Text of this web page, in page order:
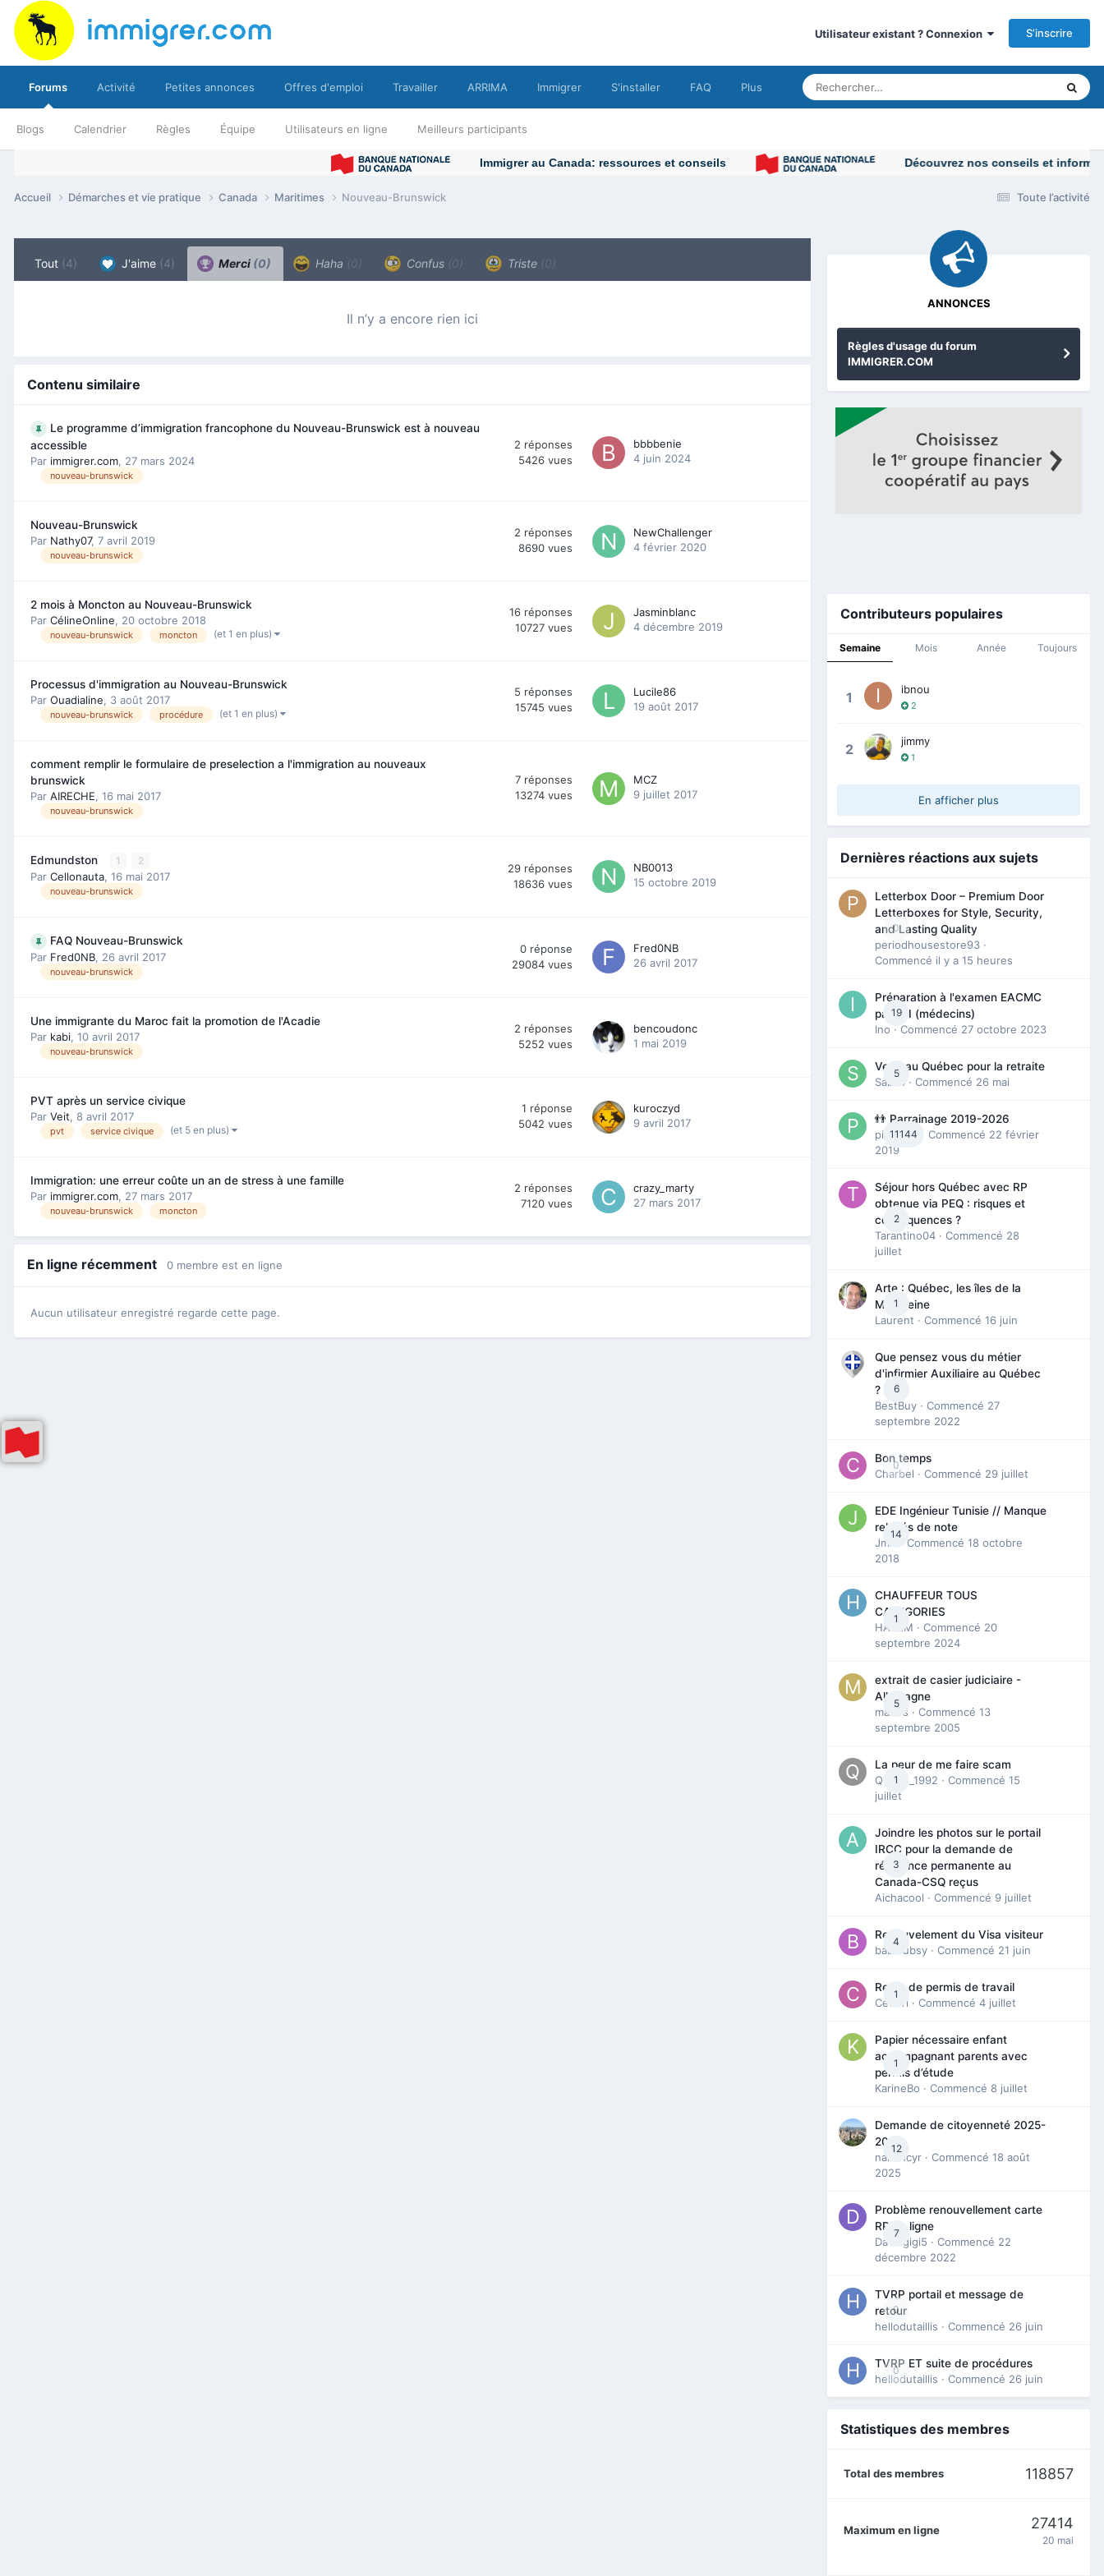
Utilisateur existant ? Connexion S’inscrire
Forums
Blogs Calendrier Règles Équipe Utilisateurs en ligne Meilleurs participants
Activité Petites annonces Offres d'emploi Travailler ARRIMA Immigrer S'installer FAQ Plus
Immigrer au Canada: ressources et conseils Découvrez nos conseils et
Toute l’activité
Accueil Démarches et vie pratique Canada Maritimes Nouveau-Brunswick
Tout (4) J'aime (4) Merci (0) Haha (0) Confus (0) Triste (0)
Il n’y a encore rien ici
Contenu similaire
Le programme d’immigration francophone du Nouveau-Brunswick est à nouveau
accessible
Par immigrer.com, 27 mars 2024
nouveau-brunswick
2 réponses
5426 vues
bbbbenie
4 juin 2024
Nouveau-Brunswick
Par Nathy07, 7 avril 2019
nouveau-brunswick
2 réponses
8690 vues
NewChallenger
4 février 2020
2 mois à Moncton au Nouveau-Brunswick
Par CélineOnline, 20 octobre 2018
nouveau-brunswick moncton (et 1 en plus)
16 réponses
10727 vues
Jasminblanc
4 décembre 2019
Processus d'immigration au Nouveau-Brunswick
Par Ouadialine, 3 août 2017
nouveau-brunswick procédure (et 1 en plus)
5 réponses
15745 vues
Lucile86
19 août 2017
comment remplir le formulaire de preselection a l'immigration au nouveaux
brunswick
Par AIRECHE, 16 mai 2017
nouveau-brunswick
7 réponses
13274 vues
MCZ
9 juillet 2017
Edmundston 1 2
Par Cellonauta, 16 mai 2017
nouveau-brunswick
29 réponses
18636 vues
NB0013
15 octobre 2019
FAQ Nouveau-Brunswick
Par Fred0NB, 26 avril 2017
nouveau-brunswick
0 réponse
29084 vues
Fred0NB
26 avril 2017
Une immigrante du Maroc fait la promotion de l'Acadie
Par kabi, 10 avril 2017
nouveau-brunswick
2 réponses
5252 vues
bencoudonc
1 mai 2019
PVT après un service civique
Par Veit, 8 avril 2017
pvt service civique (et 5 en plus)
1 réponse
5042 vues
kuroczyd
9 avril 2017
Immigration: une erreur coûte un an de stress à une famille
Par immigrer.com, 27 mars 2017
nouveau-brunswick moncton
2 réponses
7120 vues
crazy_marty
27 mars 2017
En ligne récemment 0 membre est en ligne
Aucun utilisateur enregistré regarde cette page.
ANNONCES
Règles d'usage du forum
IMMIGRER.COM
Contributeurs populaires
Semaine Mois Année Toujours
1 ibnou
2
2 jimmy
1
En afficher plus
Dernières réactions aux sujets
0
Letterbox Door – Premium Door
Letterboxes for Style, Security,
and Lasting Quality
periodhousestore93 ·
Commencé il y a 15 heures
19
Préparation à l'examen EACMC
partie I (médecins)
Ino · Commencé 27 octobre 2023
5
Venir au Québec pour la retraite
Sab74 · Commencé 26 mai
11144
👬 Parrainage 2019-2026
piinoush
· Commencé 22 février
2019
2
Séjour hors Québec avec RP
obtenue via PEQ : risques et
conséquences ?
Tarantino04 · Commencé 28
juillet
1
Arte : Québec, les îles de la
Madeleine
Laurent · Commencé 16 juin
6
Que pensez vous du métier
d'infirmier Auxiliaire au Québec
?
BestBuy · Commencé 27
septembre 2022
0
Bon temps
Charbel · Commencé 29 juillet
14
EDE Ingénieur Tunisie // Manque
relevés de note
Jmili
· Commencé 18 octobre
2018
1
CHAUFFEUR TOUS
CATEGORIES
HAZEM · Commencé 20
septembre 2024
5
extrait de casier judiciaire -
Allemagne
maries · Commencé 13
septembre 2005
1
La peur de me faire scam
Queen_1992 · Commencé 15
juillet
3
Joindre les photos sur le portail
IRCC pour la demande de
résidence permanente au
Canada-CSQ reçus
Aichacool · Commencé 9 juillet
4
Renouvelement du Visa visiteur
babibubsy · Commencé 21 juin
1
Refus de permis de travail
Cedbri · Commencé 4 juillet
1
Papier nécessaire enfant
accompagnant parents avec
permis d’étude
KarineBo · Commencé 8 juillet
12
Demande de citoyenneté 2025-
2026
nanancyr · Commencé 18 août
2025
7
Problème renouvellement carte
RP en ligne
Davidgigi5 · Commencé 22
décembre 2022
0
TVRP portail et message de
retour
hellodutaillis · Commencé 26 juin
0
TVRP ET suite de procédures
hellodutaillis · Commencé 26 juin
Statistiques des membres
Total des membres 118857
Maximum en ligne 27414
20 mai